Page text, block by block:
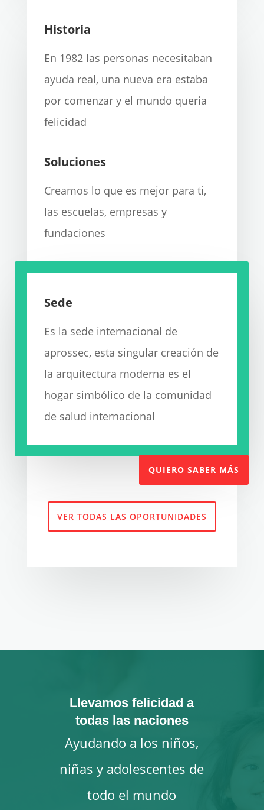
Historia
En 1982 las personas necesitaban
ayuda real, una nueva era estaba
por comenzar y el mundo queria
felicidad
Soluciones
Creamos lo que es mejor para ti,
las escuelas, empresas y
fundaciones
Sede
Es la sede internacional de
aprossec, esta singular creación de
la arquitectura moderna es el
hogar simbólico de la comunidad
de salud internacional
QUIERO SABER MÁS
VER TODAS LAS OPORTUNIDADES
Llevamos felicidad a
todas las naciones
Ayudando a los niños,
niñas y adolescentes de
todo el mundo